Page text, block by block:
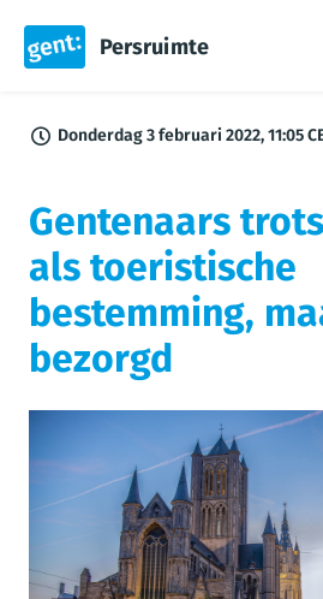
Persruimte
Donderdag 3 februari 2022, 11:05
Gentenaars
als toeristische
bestemming,
bezorgd